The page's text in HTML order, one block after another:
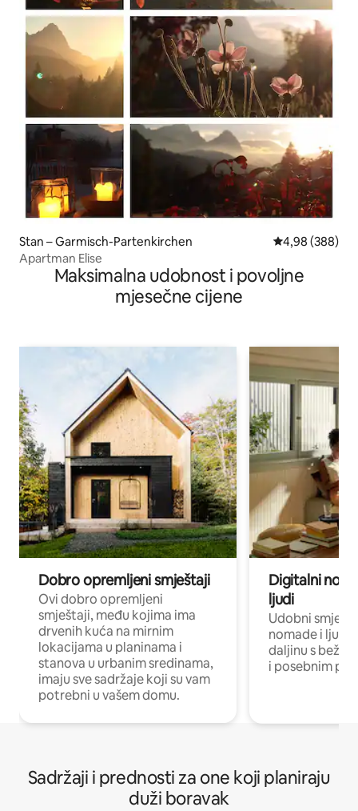
Stan – Garmisch-Partenkirchen Prosječna
4,98 (388)
Apartman Elise
Maksimalna udobnost i povoljne
mjesečne cijene
Dobro opremljeni smještaji
Ovi dobro opremljeni
smještaji, među kojima ima
drvenih kuća na mirnim
lokacijama u planinama i
stanova u urbanim sredinama,
imaju sve sadržaje koji su vam
potrebni u vašem domu.
Digitalni
ljudi
Udobni
nomade i ljude
daljinu s
i posebnim
Sadržaji i prednosti za one koji planiraju
duži boravak